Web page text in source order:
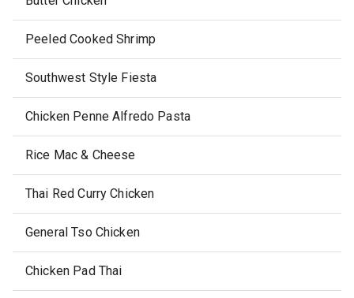
Peeled Cooked Shrimp
Southwest Style Fiesta
Chicken Penne Alfredo Pasta
Rice Mac & Cheese
Thai Red Curry Chicken
General Tso Chicken
Chicken Pad Thai